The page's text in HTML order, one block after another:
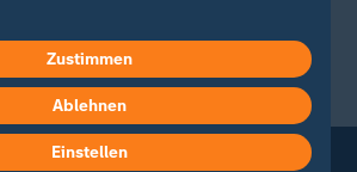
Israel
Zustimmen
Ablehnen
Einstellen